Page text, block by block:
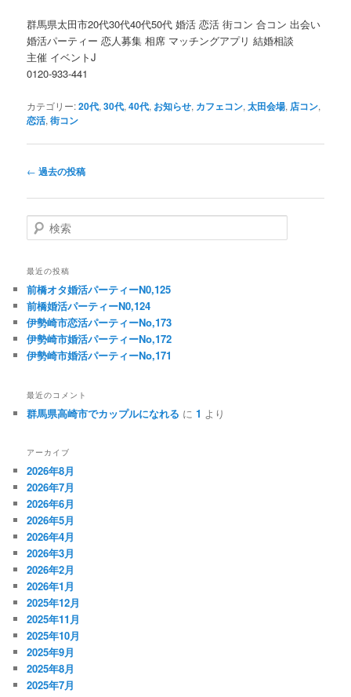
群馬県太田市20代30代40代50代 婚活 恋活 街コン 合コン 出会い
婚活パーティー 恋人募集 相席 マッチングアプリ 結婚相談
主催 イベントJ
0120-933-441
カテゴリー:20代,30代,40代, お知らせ, カフェコン,太田会場, 店コン,
恋活,街コン
投
ナ
ビ
ゲ
シ
ョ
ン
← 過去の投稿
検
索
最近の投稿
前橋オタ婚活パーティーN0,125
前橋婚活パーティーN0,124
伊勢崎市恋活パーティーNo,173
伊勢崎市婚活パーティーNo,172
伊勢崎市婚活パーティーNo,171
最近のコメント
群馬県高崎市でカップルになれる に1 より
アーカイブ
2026年8月
2026年7月
2026年6月
2026年5月
2026年4月
2026年3月
2026年2月
2026年1月
2025年12月
2025年11月
2025年10月
2025年9月
2025年8月
2025年7月